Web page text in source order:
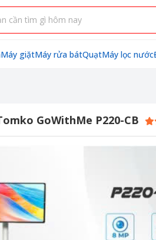
Máy giặtMáy rửa bátQuạtMáy lọc nước
GoWithMe P220-CB